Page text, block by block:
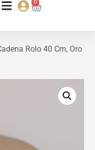
0
Rolo 40 Cm, Oro